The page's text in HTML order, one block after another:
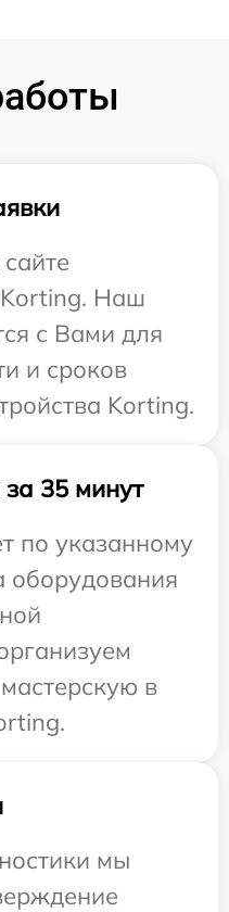
Korting. Наш
с Вами для
и сроков
Korting.
35 минут
по указанному
оборудования
в
мы